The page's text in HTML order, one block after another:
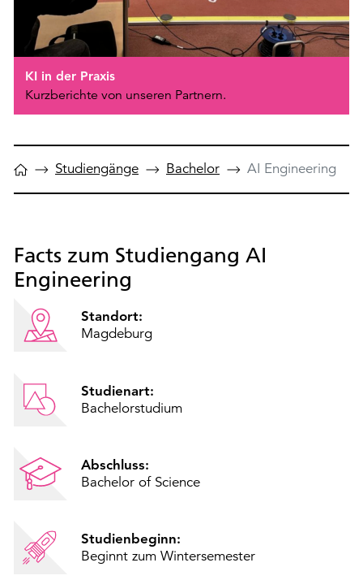
KI in der Praxis
Kurzberichte von unseren Partnern.
Studiengänge Bachelor AI Engineering
Facts zum Studiengang AI
Engineering
Standort:
Magdeburg
Studienart:
Bachelorstudium
Abschluss:
Bachelor of Science
Studienbeginn:
Beginnt zum Wintersemester